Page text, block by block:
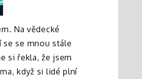
Na vědecké
se se mnou stále
si řekla, že jsem
když si lidé plní